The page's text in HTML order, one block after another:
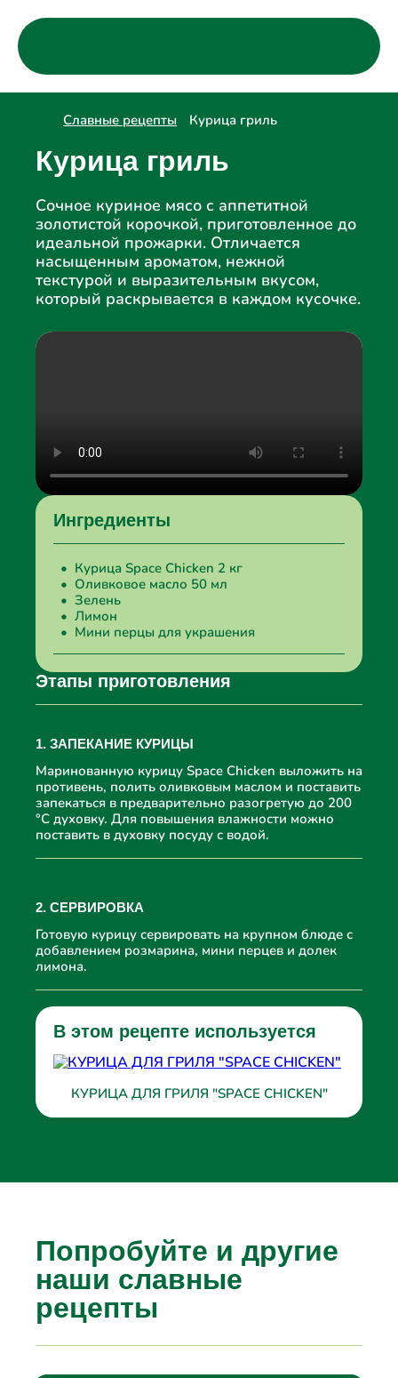
Деликатесы
Колбасные изделия вареные
Колбасные изделия полукопченые
сырокопченые
Сосиски и сардельки
Кулинария и полуфабрикаты
Мясо цыплят
Домашняя курочка
Детская линейка "Джуниор"
Партнёрство
Вакансии
Где купить?
Рецепты
Контакты
Славные рецепты Курица гриль
Курица гриль
Сочное куриное мясо с аппетитной
золотистой корочкой, приготовленное до
идеальной прожарки. Отличается
насыщенным ароматом, нежной
текстурой и выразительным вкусом,
который раскрывается в каждом кусочке.
Этапы приготовления
1. ЗАПЕКАНИЕ КУРИЦЫ
Маринованную курицу Space Chicken выложить на
противень, полить оливковым маслом и поставить
запекаться в предварительно разогретую до 200
°C духовку. Для повышения влажности можно
поставить в духовку посуду с водой.
2. СЕРВИРОВКА
Готовую курицу сервировать на крупном блюде с
добавлением розмарина, мини перцев и долек
лимона.
Ингредиенты
Курица Space Chicken 2 кг
Оливковое масло 50 мл
Зелень
Лимон
Мини перцы для украшения
В этом рецепте используется
КУРИЦА ДЛЯ ГРИЛЯ "SPACE CHICKEN"
Попробуйте и другие
наши славные
рецепты